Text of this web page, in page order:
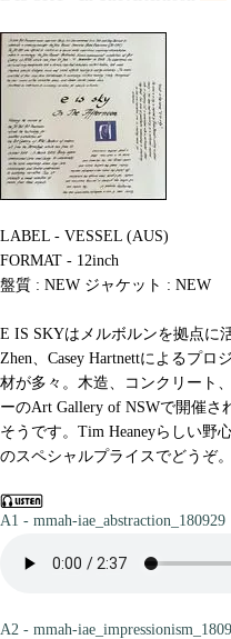
LABEL - VESSEL (AUS)
FORMAT - 12inch
盤質 : NEW ジャケット : NEW
E IS SKYはメルボルンを拠点に
Zhen、Casey Hartnettによるプ
材が多々。木造、コンクリート
ーのArt Gallery of NSWで開催
そうです。Tim Heaneyらしい野
のスペシャルプライスでどうぞ
A1 - mmah-iae_abstraction_180929
A2 - mmah-